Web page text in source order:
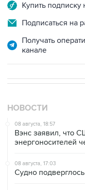
Купить
Подписаться на
Получать
канале
НОВОСТИ
08 августа, 18:57
Вэнс заявил, что
энергоносителей
08 августа, 17:03
Судно